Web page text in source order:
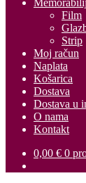
Film
Strip
Moj račun
Naplata
Košarica
Dostava
Dostava u
O nama
Kontakt
0,00 € 0